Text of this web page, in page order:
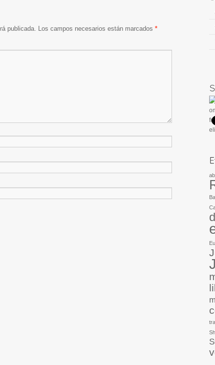
publicada. Los campos necesarios están marcados *